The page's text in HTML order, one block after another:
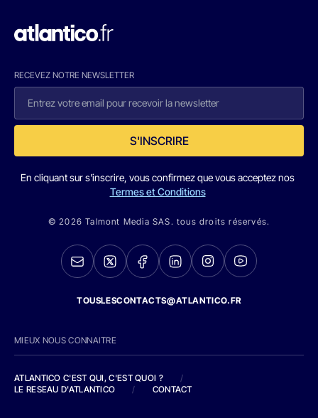
RECEVEZ NOTRE NEWSLETTER
S'INSCRIRE
En cliquant sur s'inscrire, vous confirmez que vous acceptez nos
Termes et Conditions
© 2026 Talmont Media SAS. tous droits réservés.
TOUSLESCONTACTS@ATLANTICO.FR
MIEUX NOUS CONNAITRE
ATLANTICO C'EST QUI, C'EST QUOI ?
/
LE RESEAU D'ATLANTICO
/ CONTACT